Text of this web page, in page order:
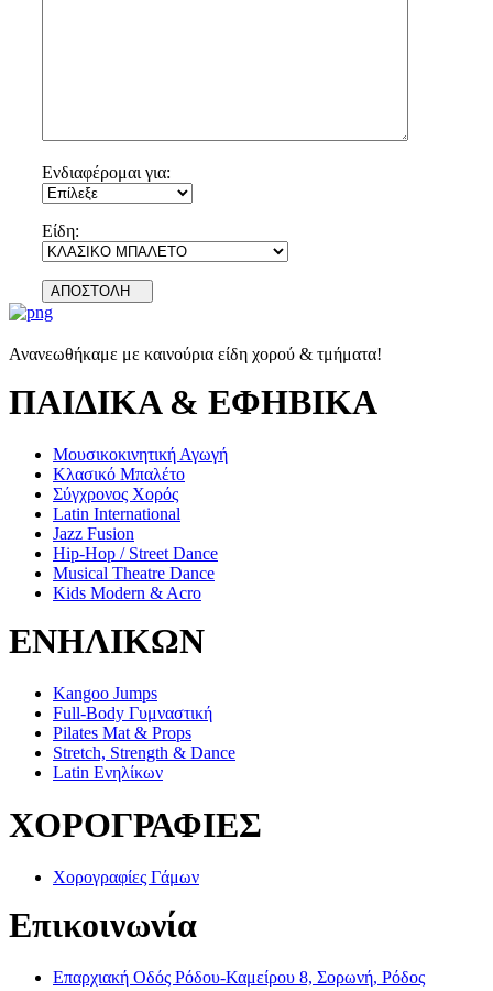
Ενδιαφέρομαι για:
Είδη:
ΑΠΟΣΤΟΛΗ
Ανανεωθήκαμε με καινούρια είδη χορού & τμήματα!
ΠΑΙΔΙΚΑ & ΕΦΗΒΙΚΑ
Μουσικοκινητική Αγωγή
Κλασικό Μπαλέτο
Σύγχρονος Χορός
Latin International
Jazz Fusion
Hip-Hop / Street Dance
Musical Theatre Dance
Kids Modern & Acro
ΕΝΗΛΙΚΩΝ
Kangoo Jumps
Full-Body Γυμναστική
Pilates Mat & Props
Stretch, Strength & Dance
Latin Ενηλίκων
ΧΟΡΟΓΡΑΦΙΕΣ
Χορογραφίες Γάμων
Επικοινωνία
Επαρχιακή Οδός Ρόδου-Καμείρου 8, Σορωνή, Ρόδος